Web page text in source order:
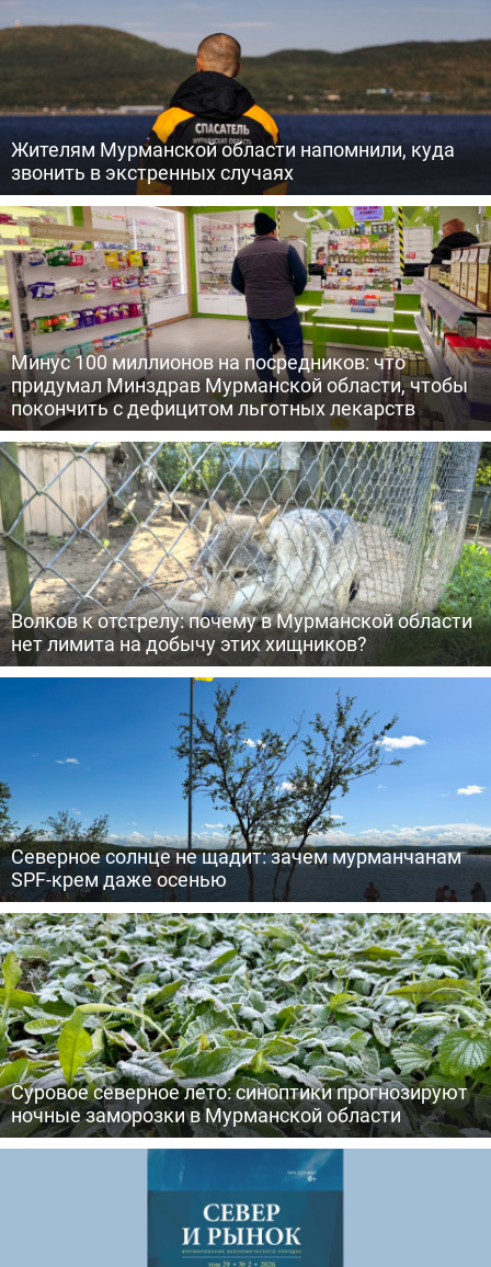
Жителям Мурманской области напомнили, куда
звонить в экстренных случаях
Минус 100 миллионов на посредников: что
придумал Минздрав Мурманской области, чтобы
покончить с дефицитом льготных лекарств
Волков к отстрелу: почему в Мурманской области
нет лимита на добычу этих хищников?
Северное солнце не щадит: зачем мурманчанам
SPF-крем даже осенью
Суровое северное лето: синоптики прогнозируют
ночные заморозки в Мурманской области